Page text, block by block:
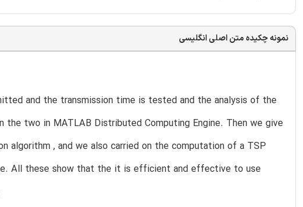
نمونه چکیده متن اصلی انگلیسی
and the transmission time is tested and the analysis of the
two in MATLAB Distributed Computing Engine. Then we give
, and we also carried on the computation of a TSP
All these show that the it is efficient and effective to use